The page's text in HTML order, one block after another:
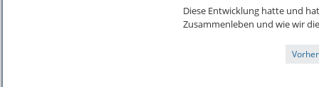
Diese Entwicklung hatte und
Zusammenleben und wie wir